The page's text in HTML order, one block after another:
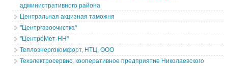
административного района
Центральная акцизная таможня
"Центргазоочистка"
"ЦентроМет-НН"
Теплоэнергокомфорт, НТЦ, ООО
Техэлектросервис, кооперативное предприятие Николаевского